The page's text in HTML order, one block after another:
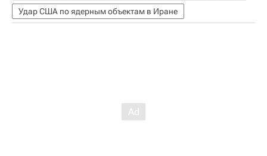
Удар США по ядерным объектам в Иране